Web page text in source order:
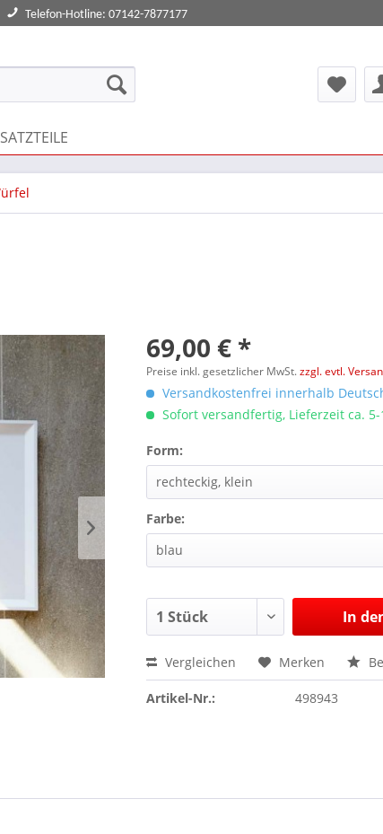
Telefon-Hotline: 07142-7877177
69,00 € *
Preise inkl. gesetzlicher MwSt.zzgl. evtl.
Versandkostenfrei innerhalb
Sofort versandfertig, Lieferzeit ca. 5-
Form:
Farbe:
In
Vergleichen Merken
Artikel-Nr.: 498943